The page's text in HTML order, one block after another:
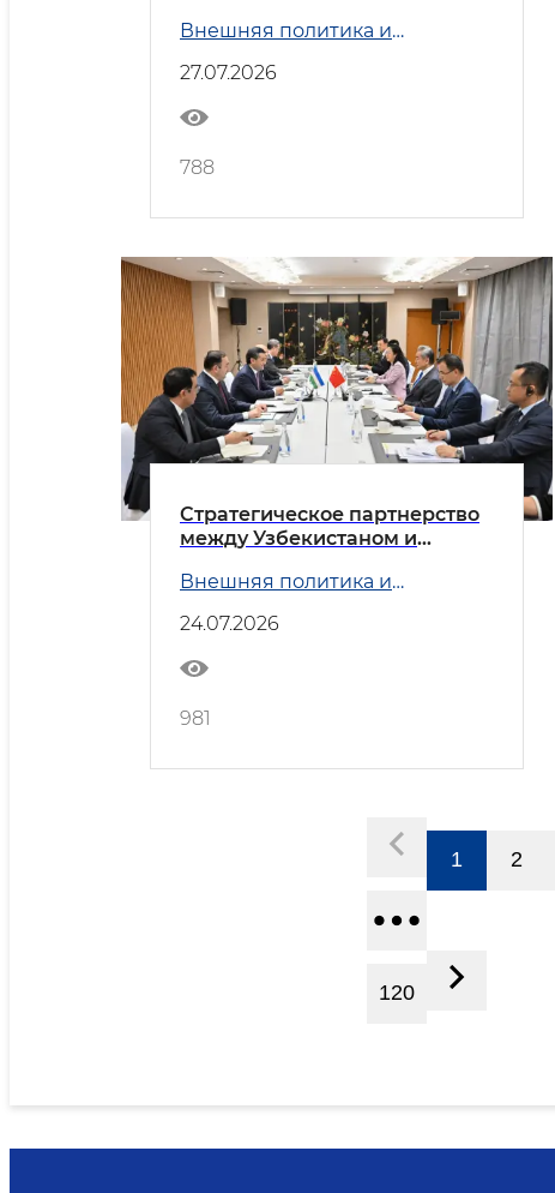
государств — членов ШОС
Внешняя политика и
27.07.2026
788
Стратегическое партнерство
между Узбекистаном и
Внешняя политика и
24.07.2026
981
1 2
120